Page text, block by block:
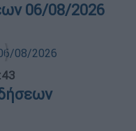
06/08/2026